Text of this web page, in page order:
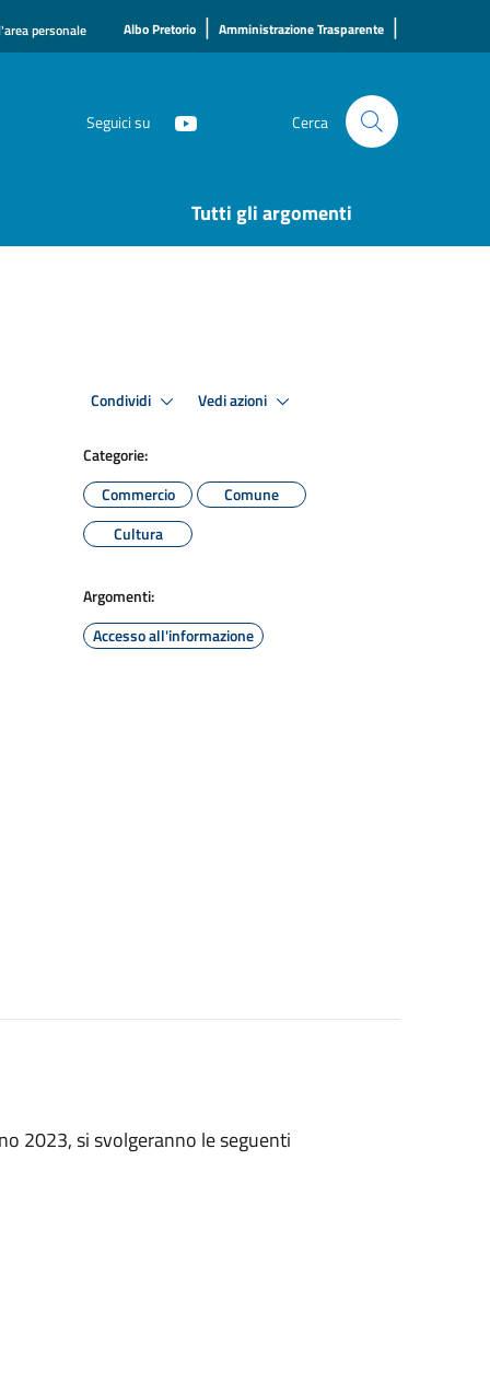
personale Albo Pretorio | Amministrazione Trasparente |
Seguici su Cerca
Tutti gli argomenti
Condividi Vedi azioni
Categorie:
Commercio
Comune
Cultura
Argomenti:
Accesso all'informazione
2023, si svolgeranno le seguenti